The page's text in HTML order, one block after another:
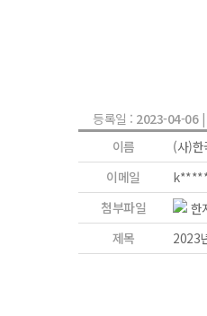
등록일 : 2023-04-06|
이름
(사)한
이메일
첨부파일
한
제목
2023